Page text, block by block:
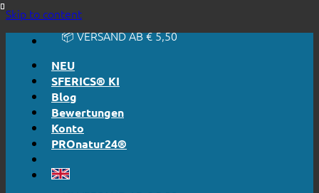
Skip to content🔆 EHRLICH. TRANSPARENT.
📦 VERSAND AB € 5,50
NEU
SFERICS® KI
Blog
Bewertungen
Konto
PROnatur24®
🔆 EINFACH. FUNKTIONIERT.
🔆 EHRLICH. TRANSPARENT.
📦 VERSAND AB € 5,50